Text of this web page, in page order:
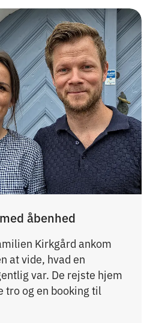
åbenhed
Kirkgård ankom
at vide, hvad en
var. De rejste hjem
og en booking til